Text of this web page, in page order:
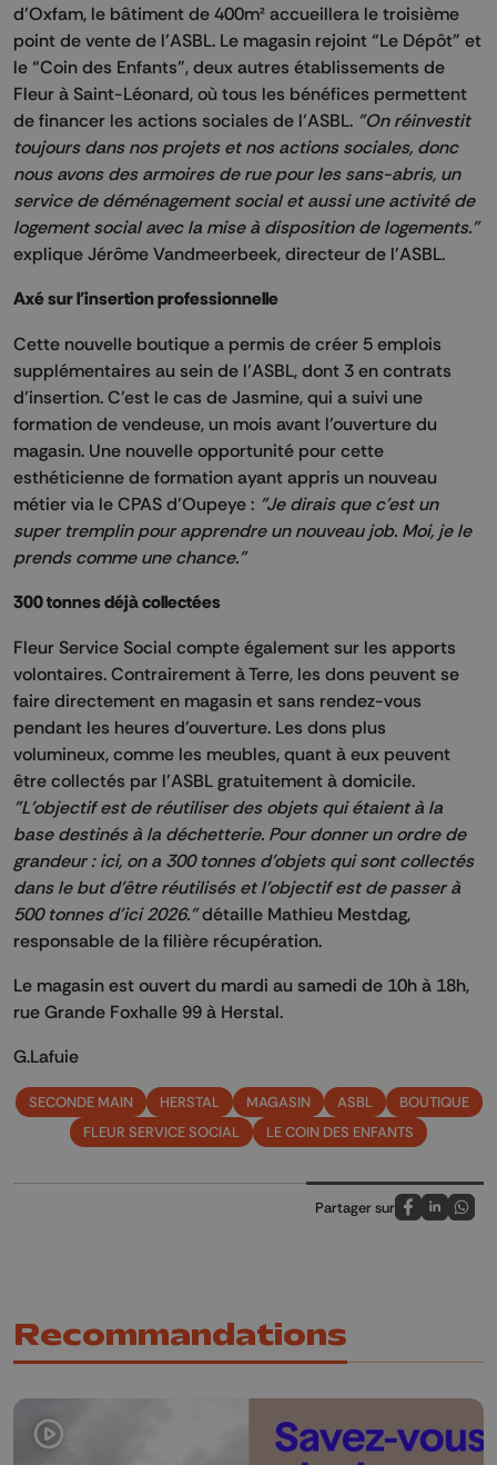
d’Oxfam, le bâtiment de 400m² accueillera le troisième
point de vente de l’ASBL. Le magasin rejoint “Le Dépôt” et
le “Coin des Enfants”, deux autres établissements de
Fleur à Saint-Léonard, où tous les bénéfices permettent
de financer les actions sociales de l’ASBL. "On réinvestit
toujours dans nos projets et nos actions sociales, donc
nous avons des armoires de rue pour les sans-abris, un
service de déménagement social et aussi une activité de
logement social avec la mise à disposition de logements."
explique Jérôme Vandmeerbeek, directeur de l'ASBL.
Axé sur l'insertion professionnelle
Cette nouvelle boutique a permis de créer 5 emplois
supplémentaires au sein de l’ASBL, dont 3 en contrats
d’insertion. C’est le cas de Jasmine, qui a suivi une
formation de vendeuse, un mois avant l’ouverture du
magasin. Une nouvelle opportunité pour cette
esthéticienne de formation ayant appris un nouveau
métier via le CPAS d’Oupeye : "Je dirais que c'est un
super tremplin pour apprendre un nouveau job. Moi, je le
prends comme une chance."
300 tonnes déjà collectées
Fleur Service Social compte également sur les apports
volontaires. Contrairement à Terre, les dons peuvent se
faire directement en magasin et sans rendez-vous
pendant les heures d’ouverture. Les dons plus
volumineux, comme les meubles, quant à eux peuvent
être collectés par l’ASBL gratuitement à domicile.
"L'objectif est de réutiliser des objets qui étaient à la
base destinés à la déchetterie. Pour donner un ordre de
grandeur : ici, on a 300 tonnes d'objets qui sont collectés
dans le but d'être réutilisés et l'objectif est de passer à
500 tonnes d'ici 2026."détaille Mathieu Mestdag,
responsable de la filière récupération.
Le magasin est ouvert du mardi au samedi de 10h à 18h,
rue Grande Foxhalle 99 à Herstal.
G.Lafuie
SECONDE MAIN HERSTAL MAGASIN ASBL
BOUTIQUE
FLEUR SERVICE SOCIAL
LE COIN DES ENFANTS
Partager sur
Partagez sur
Partagez
Recommandations